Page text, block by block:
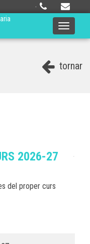
·
Toggle
tornar
2026-27
del proper curs